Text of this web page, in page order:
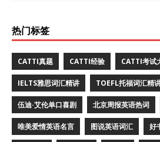
热门标签
CATTI真题 CATTI经验 CATTI考试
IELTS雅思词汇精讲 TOEFL托福词汇精
伍迪·艾伦单口喜剧 北京周报英语热词
唯美爱情英语名言 图说英语词汇 好